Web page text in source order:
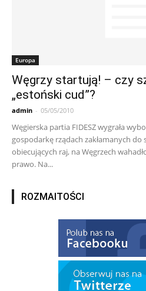
Europa
Węgrzy startują! – czy
„estoński cud”?
admin - 05/05/2010
Węgierska partia FIDESZ wygrała
gospodarkę rządach zakłamanych
obiecujących raj, na Węgrzech
prawo. Na...
ROZMAITOŚCI